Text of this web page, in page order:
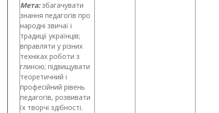
Мета:збагачувати
знання педагогів про
народні звичаї і
традиції українців;
вправляти у різних
техніках роботи з
глиною; підвищувати
теоретичний і
професійний рівень
педагогів, розвивати
їх творчі здібності.